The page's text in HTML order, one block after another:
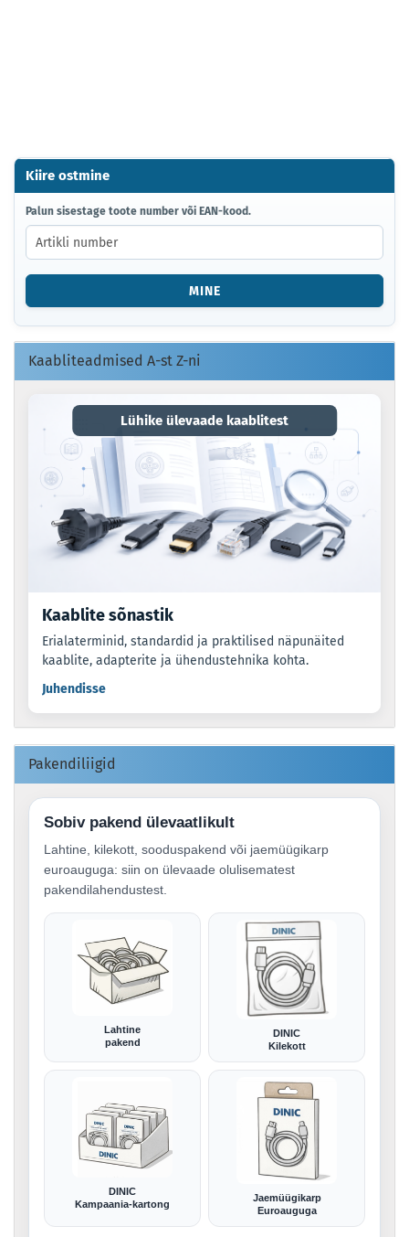
Kiire ostmine
PALUN
SISESTAGE
TOOTE
NUMBER
VÕI
KOOD.
Palun sisestage toote number või EAN-kood.
MINE
Kaabliteadmised A-st Z-ni
Lühike ülevaade kaablitest
Kaablite sõnastik
Erialaterminid, standardid ja praktilised näpunäited
kaablite, adapterite ja ühendustehnika kohta.
Juhendisse
Pakendiliigid
Sobiv pakend ülevaatlikult
Lahtine, kilekott, sooduspakend või jaemüügikarp
euroauguga: siin on ülevaade olulisematest
pakendilahendustest.
Lahtine
pakend
DINIC
Kilekott
DINIC
Kampaania-kartong
Jaemüügikarp
Euroauguga